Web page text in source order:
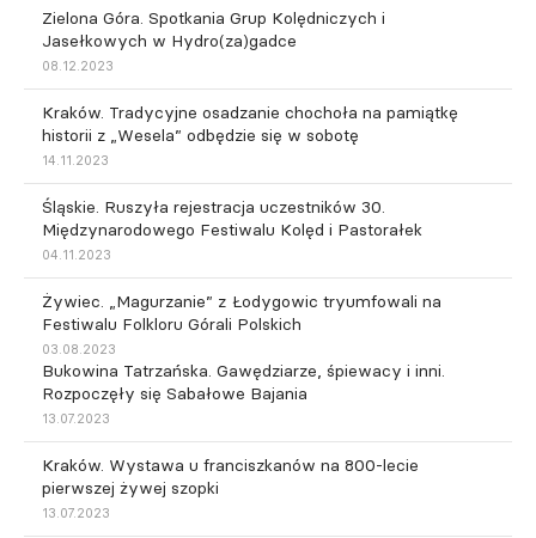
Zielona Góra. Spotkania Grup Kolędniczych i
Jasełkowych w Hydro(za)gadce
08.12.2023
Kraków. Tradycyjne osadzanie chochoła na pamiątkę
historii z „Wesela” odbędzie się w sobotę
14.11.2023
Śląskie. Ruszyła rejestracja uczestników 30.
Międzynarodowego Festiwalu Kolęd i Pastorałek
04.11.2023
Żywiec. „Magurzanie” z Łodygowic tryumfowali na
Festiwalu Folkloru Górali Polskich
03.08.2023
Bukowina Tatrzańska. Gawędziarze, śpiewacy i inni.
Rozpoczęły się Sabałowe Bajania
13.07.2023
Kraków. Wystawa u franciszkanów na 800-lecie
pierwszej żywej szopki
13.07.2023